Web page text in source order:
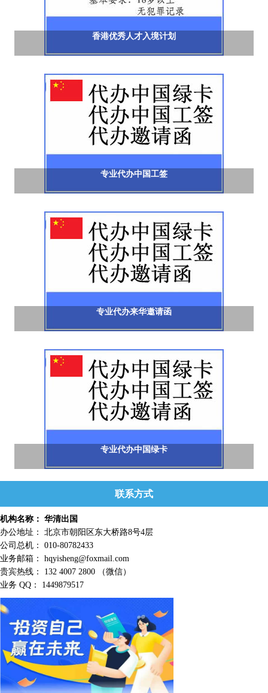
香港优秀人才入境计划
专业代办中国工签
专业代办来华邀请函
专业代办中国绿卡
联系方式
机构名称： 华清出国
办公地址： 北京市朝阳区东大桥路8号4层
公司总机： 010-80782433
业务邮箱： hqyisheng@foxmail.com
贵宾热线： 132 4007 2800 （微信）
业务 QQ： 1449879517